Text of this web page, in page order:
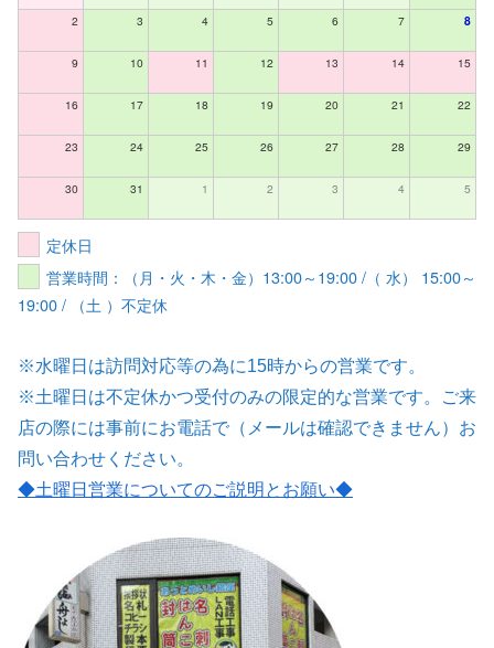
2 3 4 5 6 7 8
9 10 11 12 13 14 15
16 17 18 19 20 21 22
23 24 25 26 27 28 29
30 31 1 2 3 4 5
定休日
営業時間：（月・火・木・金）13:00～19:00 /（ 水） 15:00～
19:00 / （土 ）不定休
※水曜日は訪問対応等の為に15時からの営業です。
※土曜日は不定休かつ受付のみの限定的な営業です。ご来
店の際には事前にお電話で（メールは確認できません）お
問い合わせください。
◆土曜日営業についてのご説明とお願い◆